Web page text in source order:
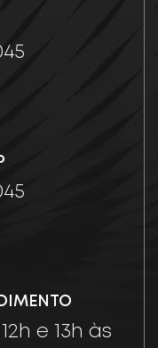
e 13h às